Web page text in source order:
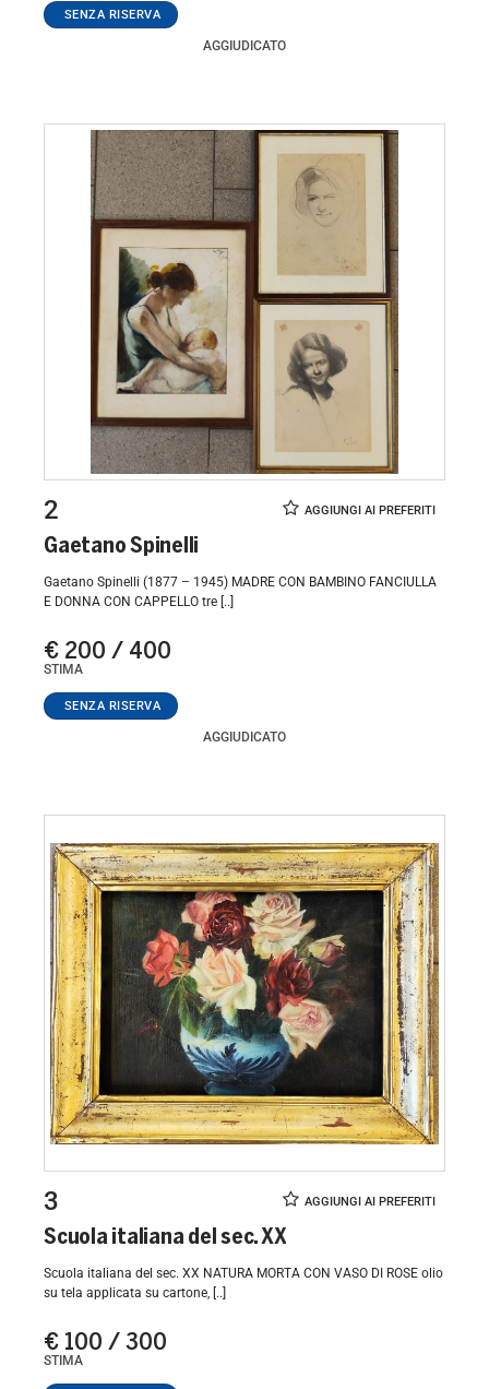
AGGIUDICATO
2
Gaetano Spinelli
Gaetano Spinelli (1877 – 1945) MADRE CON BAMBINO FANCIULLA
E DONNA CON CAPPELLO tre [..]
€ 200 / 400
STIMA
AGGIUDICATO
3
Scuola italiana del sec. XX
Scuola italiana del sec. XX NATURA MORTA CON VASO DI ROSE olio
su tela applicata su cartone, [..]
€ 100 / 300
STIMA